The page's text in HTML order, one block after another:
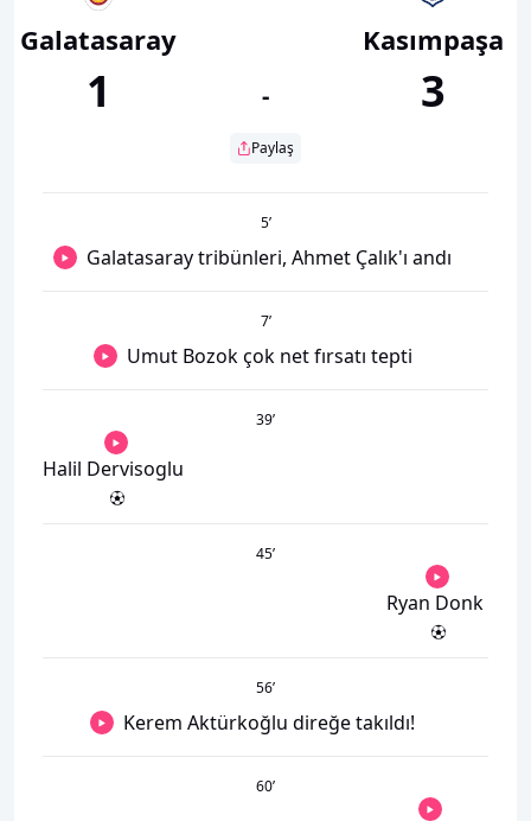
Galatasaray
1 -
Paylaş
Kasımpaşa
3
5’
Galatasaray tribünleri, Ahmet Çalık'ı andı
7’
Umut Bozok çok net fırsatı tepti
39’
Halil Dervisoglu
45’
Ryan Donk
56’
Kerem Aktürkoğlu direğe takıldı!
60’